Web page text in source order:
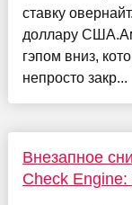
ставку
доллару
гэпом вниз,
непросто закр...
Внезапное
Check Engine: